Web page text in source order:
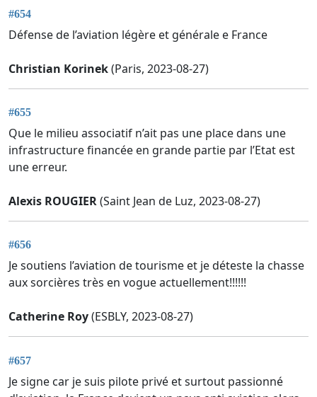
#654
Défense de l’aviation légère et générale e France
Christian Korinek(Paris, 2023-08-27)
#655
Que le milieu associatif n’ait pas une place dans une
infrastructure financée en grande partie par l’Etat est
une erreur.
Alexis ROUGIER(Saint Jean de Luz, 2023-08-27)
#656
Je soutiens l’aviation de tourisme et je déteste la chasse
aux sorcières très en vogue actuellement!!!!!!
Catherine Roy(ESBLY, 2023-08-27)
#657
Je signe car je suis pilote privé et surtout passionné